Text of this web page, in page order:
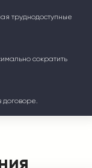
труднодоступные
сократить